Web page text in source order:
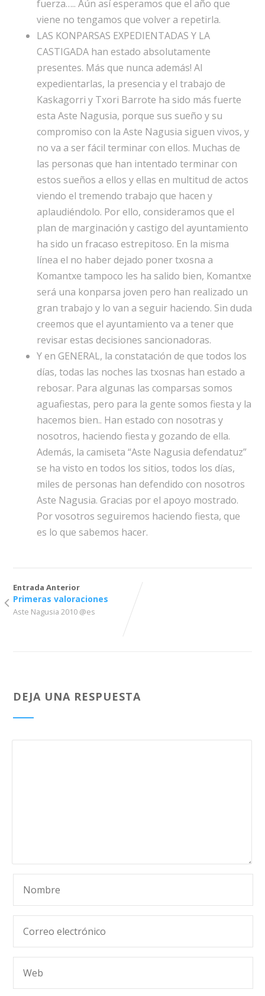
fuerza….. Aún así esperamos que el año que
viene no tengamos que volver a repetirla.
LAS KONPARSAS EXPEDIENTADAS Y LA
CASTIGADA han estado absolutamente
presentes. Más que nunca además! Al
expedientarlas, la presencia y el trabajo de
Kaskagorri y Txori Barrote ha sido más fuerte
esta Aste Nagusia, porque sus sueño y su
compromiso con la Aste Nagusia siguen vivos, y
no va a ser fácil terminar con ellos. Muchas de
las personas que han intentado terminar con
estos sueños a ellos y ellas en multitud de actos
viendo el tremendo trabajo que hacen y
aplaudiéndolo. Por ello, consideramos que el
plan de marginación y castigo del ayuntamiento
ha sido un fracaso estrepitoso. En la misma
línea el no haber dejado poner txosna a
Komantxe tampoco les ha salido bien, Komantxe
será una konparsa joven pero han realizado un
gran trabajo y lo van a seguir haciendo. Sin duda
creemos que el ayuntamiento va a tener que
revisar estas decisiones sancionadoras.
Y en GENERAL, la constatación de que todos los
días, todas las noches las txosnas han estado a
rebosar. Para algunas las comparsas somos
aguafiestas, pero para la gente somos fiesta y la
hacemos bien.. Han estado con nosotras y
nosotros, haciendo fiesta y gozando de ella.
Además, la camiseta “Aste Nagusia defendatuz”
se ha visto en todos los sitios, todos los días,
miles de personas han defendido con nosotros
Aste Nagusia. Gracias por el apoyo mostrado.
Por vosotros seguiremos haciendo fiesta, que
es lo que sabemos hacer.
Entrada Anterior
Primeras valoraciones
Aste Nagusia 2010 @es
DEJA UNA RESPUESTA